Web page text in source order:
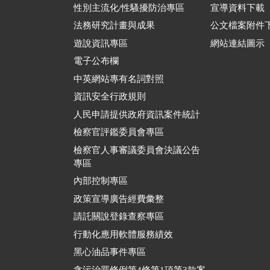
性別主流化/性騷擾防治專區
法務研究計畫與成果
遊說資訊專區
電子公布欄
中英網站專有名詞對照
資訊安全行政規則
人民申請提供政府資訊案件統計
檢察官評鑑委員會專區
檢察官人事審議委員會決議公告
專區
內部控制專區
政策宣導廣告經費彙整
請託關說登錄查察專區
行動化應用軟體服務績效
黑心油品事件專區
宣導資料下載
公文檔案附件
網站連結圖示